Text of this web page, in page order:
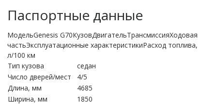
Паспортные данные
МодельGenesis G70КузовДвигательТрансмиссияХодовая
частьЭксплуатационные характеристикиРасход топлива,
л/100 км
Тип кузова
седан
Число дверей/мест
4/5
Длина, мм
4685
Ширина, мм
1850